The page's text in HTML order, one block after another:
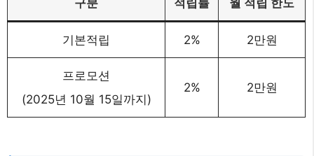
구분 적립률 월 적립 한도
기본적립 2% 2만원
프로모션
(2025년 10월 15일까지)
2% 2만원